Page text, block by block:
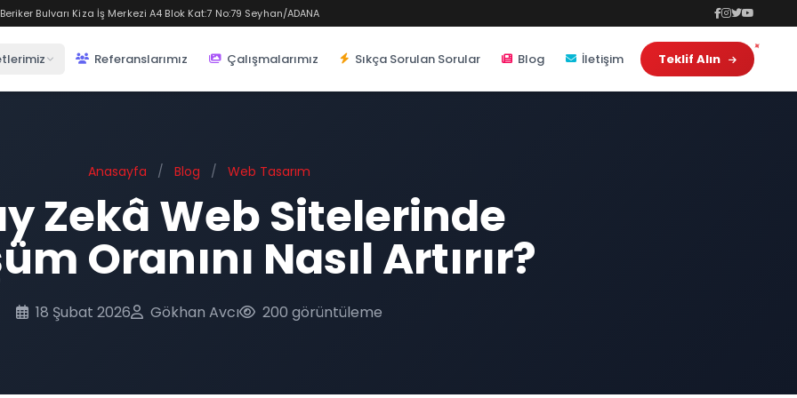
Bulvarı Kiza İş Merkezi A4 Blok Kat:7 No:79 Seyhan/ADANA
Referanslarımız Çalışmalarımız Sıkça Sorulan Sorular Blog İletişim Teklif Alın
Anasayfa / Blog / Web Tasarım
Zekâ Web Sitelerinde
Oranını Nasıl Artırır?
18 Şubat 2026 Gökhan Avcı 200 görüntüleme